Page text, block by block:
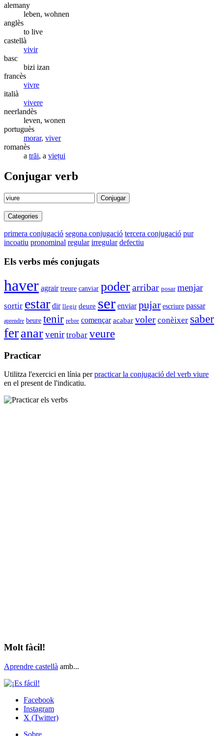
alemany
leben, wohnen
anglès
to live
castellà
vivir
basc
bizi izan
francès
vivre
italià
vivere
neerlandès
leven, wonen
portuguès
morar, viver
romanès
a trăi, a viețui
Conjugar verb
Conjugar
Categories
primera conjugació segona conjugació tercera conjugació pur
incoatiu pronominal regular irregular defectiu
Els verbs més conjugats
haver agrair treure canviar poderarribar posar menjar
sortir estar dir llegir deure ser enviar pujar escriure passar
aprendre beure tenir rebre començar acabar voler conèixer saber
feranarvenir trobar veure
Practicar
Utilitza l'exercici en línia perpracticar la conjugació del verb viure
en el present de l'indicatiu.
Molt fàcil!
Aprendre castellà amb...
Facebook
Instagram
X (Twitter)
Sobre...